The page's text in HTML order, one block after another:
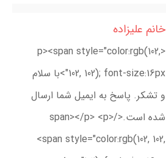
خانم علیزاده
<p><span style="color:rgb(102,
102, 102); font-size:16px">با سلام
و تشکر. پاسخ به ایمیل شما ارسال
شده است.</span></p> <p>
<span style="color:rgb(102, 102,